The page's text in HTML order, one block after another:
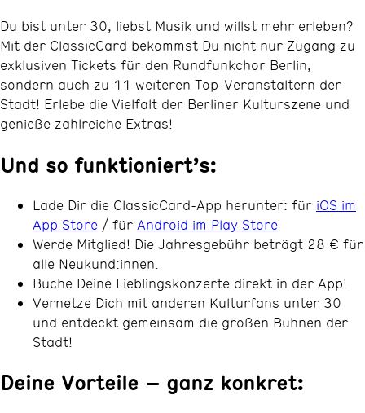
Du bist unter 30, liebst Musik und willst mehr erleben?
Mit der ClassicCard bekommst Du nicht nur Zugang zu
exklusiven Tickets für den Rundfunkchor Berlin,
sondern auch zu 11 weiteren Top-Veranstaltern der
Stadt! Erlebe die Vielfalt der Berliner Kulturszene und
genieße zahlreiche Extras!
Und so funktioniert’s:
Lade Dir die ClassicCard-App herunter: für iOS im
App Store / für Android im Play Store
Werde Mitglied! Die Jahresgebühr beträgt 28 € für
alle Neukund:innen.
Buche Deine Lieblingskonzerte direkt in der App!
Vernetze Dich mit anderen Kulturfans unter 30
und entdeckt gemeinsam die großen Bühnen der
Stadt!
Deine Vorteile – ganz konkret: